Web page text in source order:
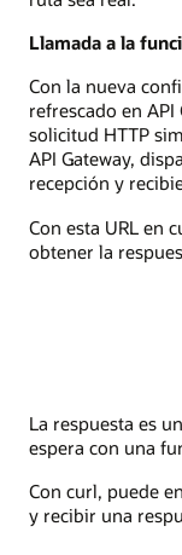
Llamada a la
Con la nueva
refrescado en
solicitud HTTP
API Gateway,
recepción y
Con esta URL en
obtener la
La respuesta es
espera con una
Con curl, puede
y recibir una